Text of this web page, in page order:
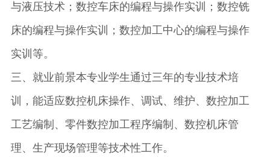
与液压技术；数控车床的编程与操作实训；数控铣
床的编程与操作实训；数控加工中心的编程与操作
实训等。
三、就业前景本专业学生通过三年的专业技术培
训，能适应数控机床操作、调试、维护、数控加工
工艺编制、零件数控加工程序编制、数控机床管
理、生产现场管理等技术性工作。